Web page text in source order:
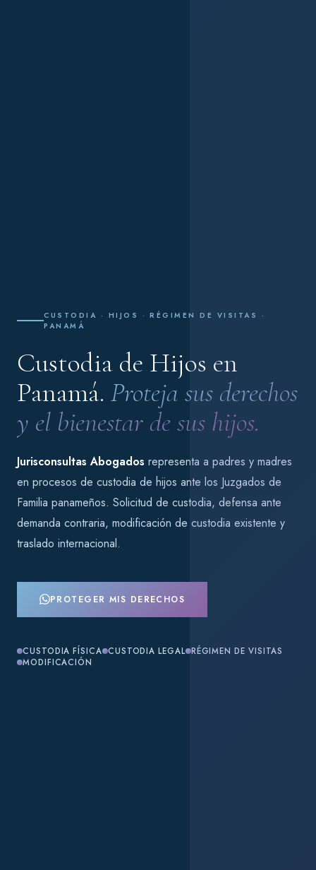
CUSTODIA · HIJOS · RÉGIMEN DE VISITAS ·
PANAMÁ
Custodia de Hijos en
Panamá. Proteja sus derechos
y el bienestar de sus hijos.
Jurisconsultas Abogados representa a padres y madres
en procesos de custodia de hijos ante los Juzgados de
Familia panameños. Solicitud de custodia, defensa ante
demanda contraria, modificación de custodia existente y
traslado internacional.
PROTEGER MIS DERECHOS
CUSTODIA FÍSICA CUSTODIA LEGAL RÉGIMEN DE VISITAS
MODIFICACIÓN